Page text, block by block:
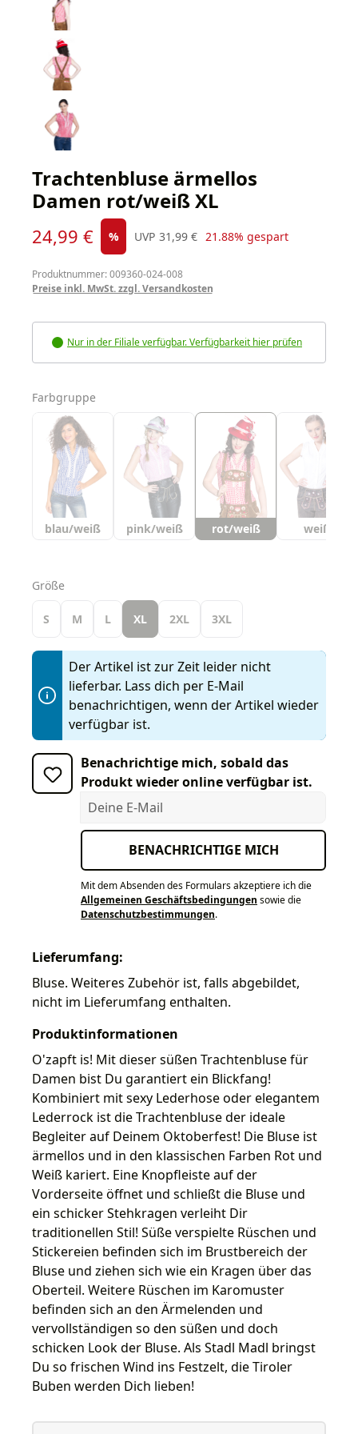
Trachtenbluse ärmellos
Damen rot/weiß XL
Verkaufspreis:
24,99 € % UVP
Regulärer Preis:
31,99 € 21.88% gespart
Produktnummer: 009360-024-008
Preise inkl. MwSt. zzgl. Versandkosten
Nur in der Filiale verfügbar. Verfügbarkeit hier prüfen
Farbgruppe
blau/weiß pink/weiß rot/weiß weiß
Größe
S M L XL 2XL 3XL
Der Artikel ist zur Zeit leider nicht
lieferbar. Lass dich per E-Mail
benachrichtigen, wenn der Artikel wieder
verfügbar ist.
Benachrichtige mich, sobald das
Produkt wieder online verfügbar ist.
Deine E-Mail
BENACHRICHTIGE MICH
Mit dem Absenden des Formulars akzeptiere ich die
Allgemeinen Geschäftsbedingungen sowie die
Datenschutzbestimmungen.
Lieferumfang:
Bluse. Weiteres Zubehör ist, falls abgebildet,
nicht im Lieferumfang enthalten.
Produktinformationen
O'zapft is! Mit dieser süßen Trachtenbluse für
Damen bist Du garantiert ein Blickfang!
Kombiniert mit sexy Lederhose oder elegantem
Lederrock ist die Trachtenbluse der ideale
Begleiter auf Deinem Oktoberfest! Die Bluse ist
ärmellos und in den klassischen Farben Rot und
Weiß kariert. Eine Knopfleiste auf der
Vorderseite öffnet und schließt die Bluse und
ein schicker Stehkragen verleiht Dir
traditionellen Stil! Süße verspielte Rüschen und
Stickereien befinden sich im Brustbereich der
Bluse und ziehen sich wie ein Kragen über das
Oberteil. Weitere Rüschen im Karomuster
befinden sich an den Ärmelenden und
vervollständigen so den süßen und doch
schicken Look der Bluse. Als Stadl Madl bringst
Du so frischen Wind ins Festzelt, die Tiroler
Buben werden Dich lieben!